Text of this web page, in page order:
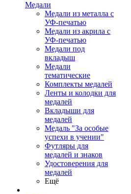
Медали
Медали из металла с
УФ-печатью
Медали из акрила с
УФ-печатью
Медали под
вкладыш
Медали
тематические
Комплекты медалей
Ленты и колодки для
медалей
Вкладыши для
медалей
Медаль "За особые
успехи в учении"
Футляры для
медалей и знаков
Удостоверения для
медалей
Ещё